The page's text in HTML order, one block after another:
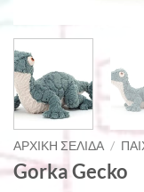
ΑΡΧΙΚΉ ΣΕΛΊΔΑ /
Gorka Gecko